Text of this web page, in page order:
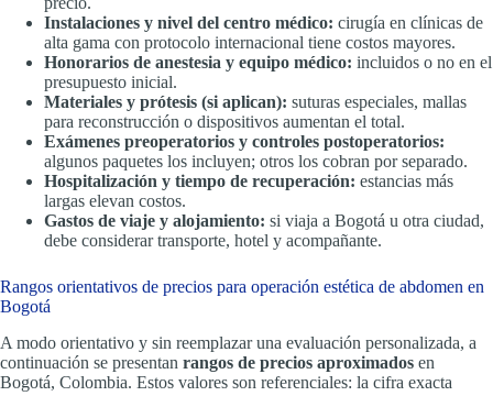
Instalaciones y nivel del centro médico: cirugía en clínicas de
alta gama con protocolo internacional tiene costos mayores.
Honorarios de anestesia y equipo médico: incluidos o no en el
presupuesto inicial.
Materiales y prótesis (si aplican): suturas especiales, mallas
para reconstrucción o dispositivos aumentan el total.
Exámenes preoperatorios y controles postoperatorios:
algunos paquetes los incluyen; otros los cobran por separado.
Hospitalización y tiempo de recuperación: estancias más
largas elevan costos.
Gastos de viaje y alojamiento: si viaja a Bogotá u otra ciudad,
debe considerar transporte, hotel y acompañante.
Rangos orientativos de precios para operación estética de abdomen en
Bogotá
A modo orientativo y sin reemplazar una evaluación personalizada, a
continuación se presentan rangos de precios aproximados en
Bogotá, Colombia. Estos valores son referenciales: la cifra exacta